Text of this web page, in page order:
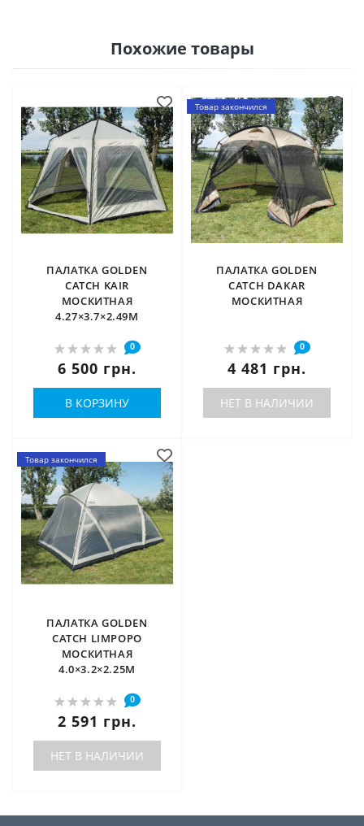
Похожие товары
ПАЛАТКА GOLDEN
CATCH KAIR
МОСКИТНАЯ
4.27×3.7×2.49М
0
6 500 грн.
В КОРЗИНУ
Товар закончился
ПАЛАТКА GOLDEN
CATCH DAKAR
МОСКИТНАЯ
0
4 481 грн.
НЕТ В НАЛИЧИИ
Товар закончился
ПАЛАТКА GOLDEN
CATCH LIMPOPO
МОСКИТНАЯ
4.0×3.2×2.25М
0
2 591 грн.
НЕТ В НАЛИЧИИ